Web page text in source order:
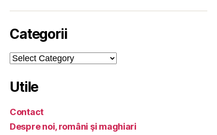
Categorii
Categorii
Utile
Contact
Despre noi, români şi maghiari